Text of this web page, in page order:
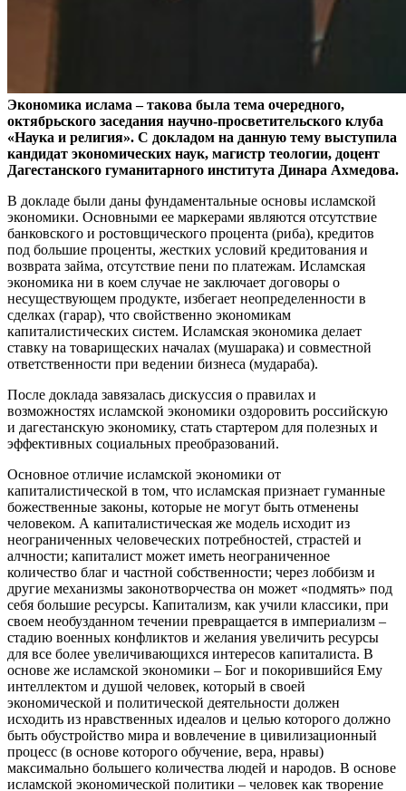
Экономика ислама – такова была тема очередного,
октябрьского заседания научно-просветительского клуба
«Наука и религия». С докладом на данную тему выступила
кандидат экономических наук, магистр теологии, доцент
Дагестанского гуманитарного института Динара Ахмедова.
В докладе были даны фундаментальные основы исламской
экономики. Основными ее маркерами являются отсутствие
банковского и ростовщического процента (риба), кредитов
под большие проценты, жестких условий кредитования и
возврата займа, отсутствие пени по платежам. Исламская
экономика ни в коем случае не заключает договоры о
несуществующем продукте, избегает неопределенности в
сделках (гарар), что свойственно экономикам
капиталистических систем. Исламская экономика делает
ставку на товарищеских началах (мушарака) и совместной
ответственности при ведении бизнеса (мудараба).
После доклада завязалась дискуссия о правилах и
возможностях исламской экономики оздоровить российскую
и дагестанскую экономику, стать стартером для полезных и
эффективных социальных преобразований.
Основное отличие исламской экономики от
капиталистической в том, что исламская признает гуманные
божественные законы, которые не могут быть отменены
человеком. А капиталистическая же модель исходит из
неограниченных человеческих потребностей, страстей и
алчности; капиталист может иметь неограниченное
количество благ и частной собственности; через лоббизм и
другие механизмы законотворчества он может «подмять» под
себя большие ресурсы. Капитализм, как учили классики, при
своем необузданном течении превращается в империализм –
стадию военных конфликтов и желания увеличить ресурсы
для все более увеличивающихся интересов капиталиста. В
основе же исламской экономики – Бог и покорившийся Ему
интеллектом и душой человек, который в своей
экономической и политической деятельности должен
исходить из нравственных идеалов и целью которого должно
быть обустройство мира и вовлечение в цивилизационный
процесс (в основе которого обучение, вера, нравы)
максимально большего количества людей и народов. В основе
исламской экономической политики – человек как творение